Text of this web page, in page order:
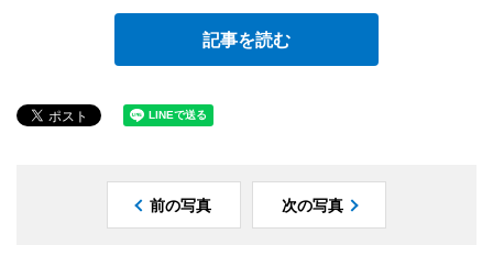
記事を読む
前の写真 次の写真